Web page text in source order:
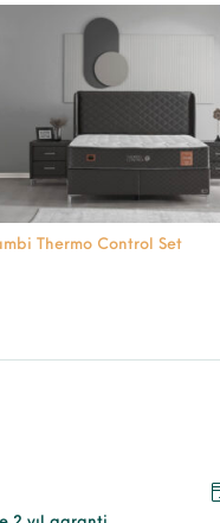
Thermo Control Set